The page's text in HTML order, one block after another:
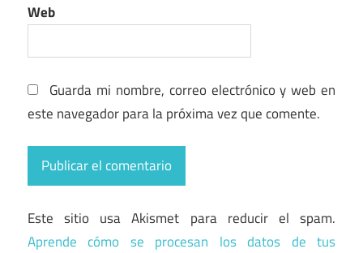
Web
Guarda mi nombre, correo electrónico y web en
este navegador para la próxima vez que comente.
Este sitio usa Akismet para reducir el spam.
Aprende cómo se procesan los datos de tus